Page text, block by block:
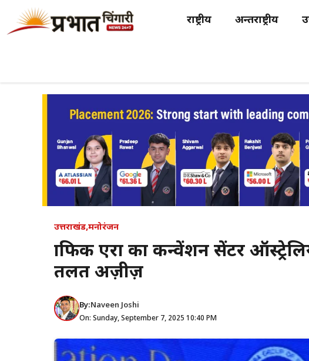
राष्ट्रीय अन्तर्राष्ट्रीय
उत्तराखंड,मनोरंजन
ग्राफिक एरा का कन्वेंशन सेंटर
तलत अज़ीज़
By:Naveen Joshi
On: Sunday, September 7, 2025 10:40 PM